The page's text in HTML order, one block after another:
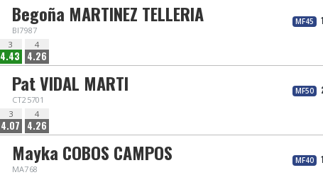
Begoña MARTINEZ TELLERIA
BI7987
MF45
3
4.43
4
4.26
Pat VIDAL MARTI
CT25701
MF50
3
4.07
4
4.26
Mayka COBOS CAMPOS
MA768
MF40